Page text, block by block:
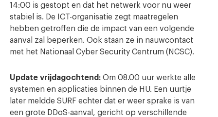
14:00 is gestopt en dat het netwerk voor nu weer
stabiel is. De ICT-organisatie zegt maatregelen
hebben getroffen die de impact van een volgende
aanval zal beperken. Ook staan ze in nauwcontact
met het Nationaal Cyber Security Centrum (NCSC).
Update vrijdagochtend: Om 08.00 uur werkte alle
systemen en applicaties binnen de HU. Een uurtje
later meldde SURF echter dat er weer sprake is van
een grote DDoS-aanval, gericht op verschillende